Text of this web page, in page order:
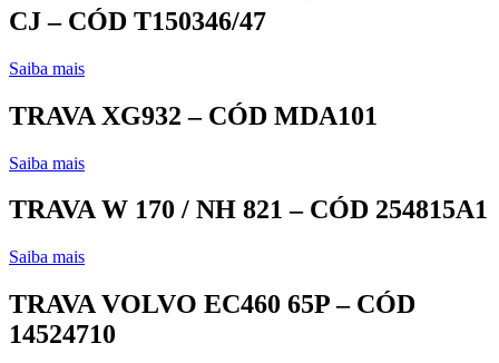
CJ – CÓD T150346/47
Saiba mais
TRAVA XG932 – CÓD MDA101
Saiba mais
TRAVA W 170 / NH 821 – CÓD 254815A1
Saiba mais
TRAVA VOLVO EC460 65P – CÓD
14524710